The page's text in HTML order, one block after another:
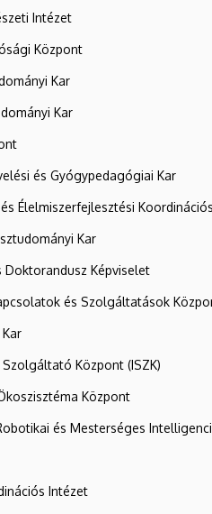
Intézet
Központ
Kar
Kar
és Gyógypedagógiai Kar
Élelmiszerfejlesztési
Kar
Képviselet
és Szolgáltatások
Központ (ISZK)
Központ
és Mesterséges
Intézet